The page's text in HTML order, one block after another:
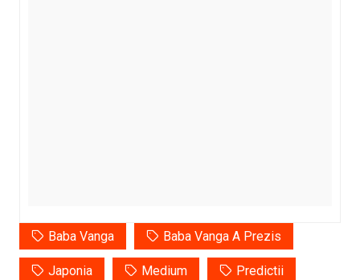
Baba Vanga Baba Vanga A Prezis
Japonia Medium Predictii